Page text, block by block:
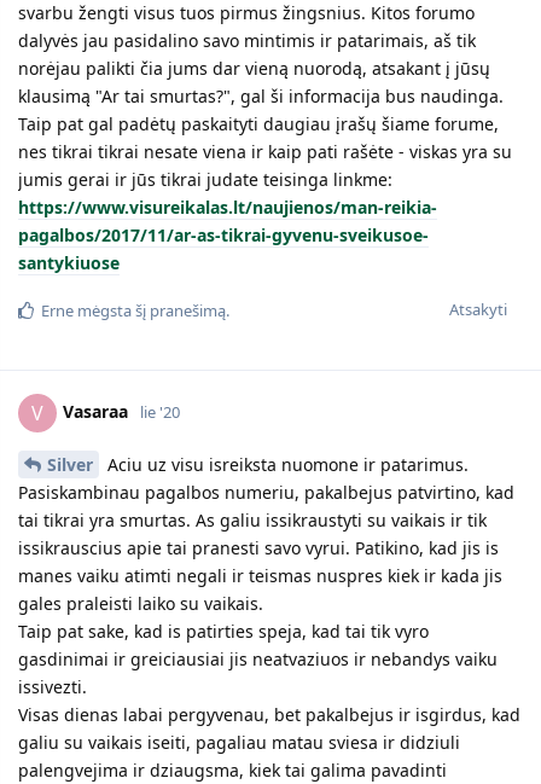
svarbu žengti visus tuos pirmus žingsnius. Kitos forumo
dalyvės jau pasidalino savo mintimis ir patarimais, aš tik
norėjau palikti čia jums dar vieną nuorodą, atsakant į jūsų
klausimą "Ar tai smurtas?", gal ši informacija bus naudinga.
Taip pat gal padėtų paskaityti daugiau įrašų šiame forume,
nes tikrai tikrai nesate viena ir kaip pati rašėte - viskas yra su
jumis gerai ir jūs tikrai judate teisinga linkme:
https://www.visureikalas.lt/naujienos/man-reikia-
pagalbos/2017/11/ar-as-tikrai-gyvenu-sveikusoe-
santykiuose
Atsakyti
Erne mėgsta šį pranešimą.
V Vasaraa lie '20
Silver
Aciu uz visu isreiksta nuomone ir patarimus.
Pasiskambinau pagalbos numeriu, pakalbejus patvirtino, kad
tai tikrai yra smurtas. As galiu issikraustyti su vaikais ir tik
issikrauscius apie tai pranesti savo vyrui. Patikino, kad jis is
manes vaiku atimti negali ir teismas nuspres kiek ir kada jis
gales praleisti laiko su vaikais.
Taip pat sake, kad is patirties speja, kad tai tik vyro
gasdinimai ir greiciausiai jis neatvaziuos ir nebandys vaiku
issivezti.
Visas dienas labai pergyvenau, bet pakalbejus ir isgirdus, kad
galiu su vaikais iseiti, pagaliau matau sviesa ir didziuli
palengvejima ir dziaugsma, kiek tai galima pavadinti